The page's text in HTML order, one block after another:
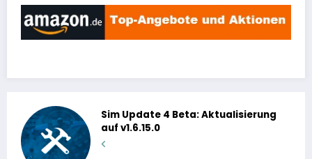
Sim Update 4 Beta: Aktualisierung
auf v1.6.15.0